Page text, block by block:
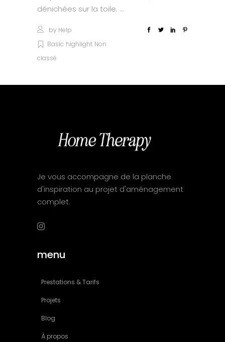
dénichées sur la toile.
by Help
Basic highlight Non
classé
Je vous accompagne de la planche
d'inspiration au projet d'aménagement
complet.
menu
Prestations & Tarifs
Projets
Blog
À propos